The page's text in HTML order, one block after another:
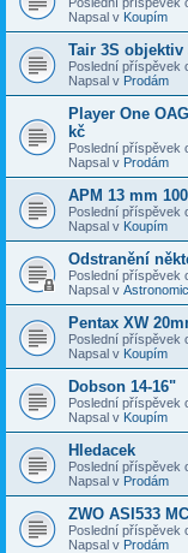
Napsal v Koupím
Tair 3S objektiv
Poslední příspěvek
Napsal v Prodám
Player One
kč
Poslední příspěvek
Napsal v Prodám
APM 13 mm
Poslední příspěvek
Napsal v Koupím
Odstranění
Poslední příspěvek
Napsal v
Pentax XW
Poslední příspěvek
Napsal v Koupím
Dobson 14-16"
Poslední příspěvek
Napsal v Koupím
Hledacek
Poslední příspěvek
Napsal v Prodám
ZWO ASI533
Poslední příspěvek
Napsal v Prodám